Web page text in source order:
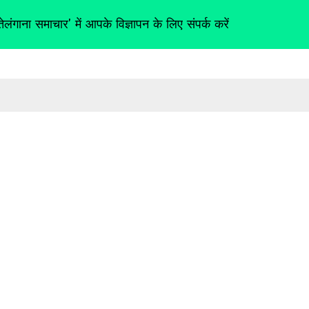
समाचार' में आपके विज्ञापन के लिए संपर्क करें